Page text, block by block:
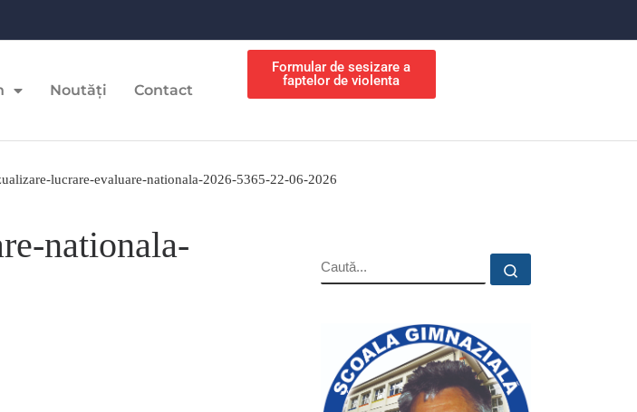
Noutăți Contact
Formular de sesizare a
faptelor de violenta
lucrare-evaluare-nationala-2026-5365-22-06-2026
nationala-